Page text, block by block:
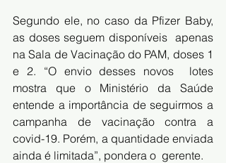
Segundo ele, no caso da Pfizer Baby,
as doses seguem disponíveis  apenas
na Sala de Vacinação do PAM, doses 1
e 2. “O envio desses novos  lotes
mostra que o Ministério da Saúde
entende a importância de seguirmos a
campanha de vacinação contra a
covid-19. Porém, a quantidade enviada
ainda é limitada”, pondera o  gerente.